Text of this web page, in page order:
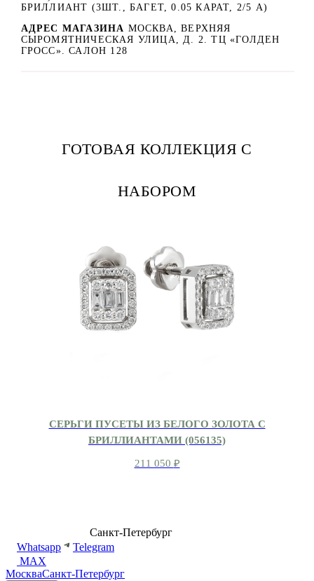
БРИЛЛИАНТ (3ШТ., БАГЕТ, 0.05 КАРАТ, 2/5 А)
АДРЕС МАГАЗИНА МОСКВА, ВЕРХНЯЯ
СЫРОМЯТНИЧЕСКАЯ УЛИЦА, Д. 2. ТЦ «ГОЛДЕН
ГРОСС». САЛОН 128
ГОТОВАЯ КОЛЛЕКЦИЯ С
НАБОРОМ
СЕРЬГИ ПУСЕТЫ ИЗ БЕЛОГО ЗОЛОТА С
БРИЛЛИАНТАМИ (056135)
211 050 ₽
Санкт-Петербург
Whatsapp
Telegram
MAX
МоскваСанкт-Петербург